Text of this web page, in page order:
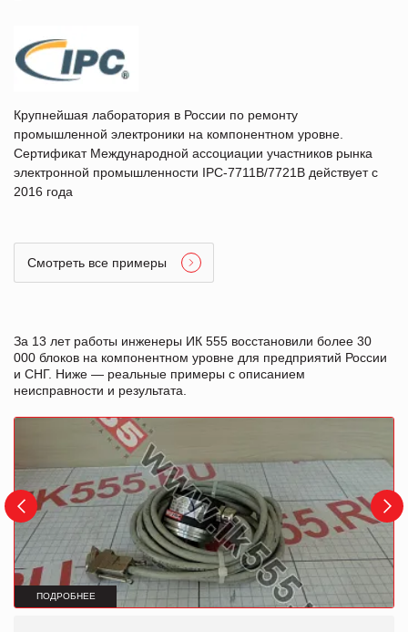
Крупнейшая лаборатория в России по ремонту
промышленной электроники на компонентном уровне.
Сертификат Международной ассоциации участников рынка
электронной промышленности IPC-7711B/7721B действует с
2016 года
Смотреть все примеры
За 13 лет работы инженеры ИК 555 восстановили более 30
000 блоков на компонентном уровне для предприятий России
и СНГ. Ниже — реальные примеры с описанием
неисправности и результата.
ПОДРОБНЕЕ